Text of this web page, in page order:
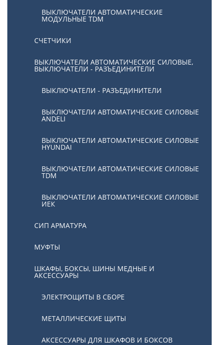
ВЫКЛЮЧАТЕЛИ АВТОМАТИЧЕСКИЕ
МОДУЛЬНЫЕ TDM
СЧЕТЧИКИ
ВЫКЛЮЧАТЕЛИ АВТОМАТИЧЕСКИЕ СИЛОВЫЕ,
ВЫКЛЮЧАТЕЛИ - РАЗЪЕДИНИТЕЛИ
ВЫКЛЮЧАТЕЛИ - РАЗЪЕДИНИТЕЛИ
ВЫКЛЮЧАТЕЛИ АВТОМАТИЧЕСКИЕ СИЛОВЫЕ
ANDELI
ВЫКЛЮЧАТЕЛИ АВТОМАТИЧЕСКИЕ СИЛОВЫЕ
HYUNDAI
ВЫКЛЮЧАТЕЛИ АВТОМАТИЧЕСКИЕ СИЛОВЫЕ
TDM
ВЫКЛЮЧАТЕЛИ АВТОМАТИЧЕСКИЕ СИЛОВЫЕ
ИЕК
СИП АРМАТУРА
МУФТЫ
ШКАФЫ, БОКСЫ, ШИНЫ МЕДНЫЕ И
АКСЕССУАРЫ
ЭЛЕКТРОЩИТЫ В СБОРЕ
МЕТАЛЛИЧЕСКИЕ ЩИТЫ
АКСЕССУАРЫ ДЛЯ ШКАФОВ И БОКСОВ